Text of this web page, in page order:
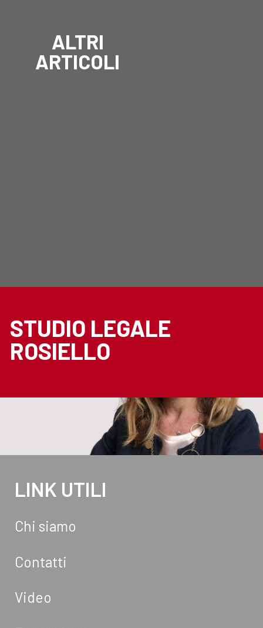
ALTRI
ARTICOLI
STUDIO LEGALE
ROSIELLO
LINK UTILI
Chi siamo
Contatti
Video